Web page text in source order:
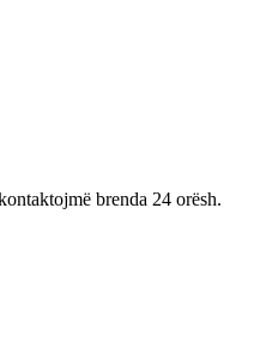
brenda 24 orësh.